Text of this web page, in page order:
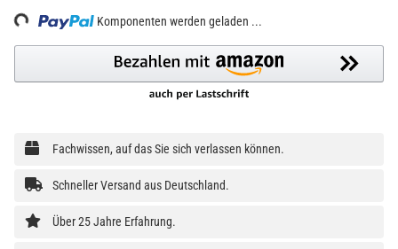
Loading... Komponenten werden geladen ...
Fachwissen, auf das Sie sich verlassen können.
Schneller Versand aus Deutschland.
Über 25 Jahre Erfahrung.